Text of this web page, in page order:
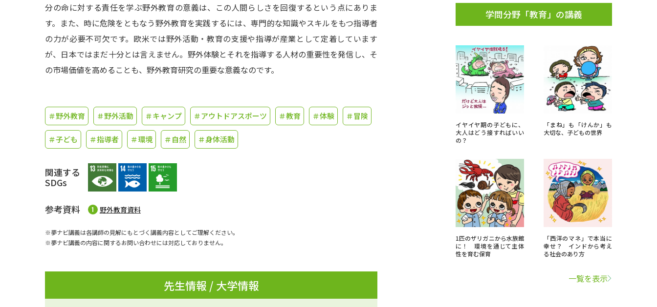
大学で学びたい学問発見
学問のミニ講義「夢ナビ講義」 学問分野解説 学問の教科書 夢ナビライブ
このサイトについて
資料の料金の お支払いについて 受付内容・発送状況の確認 テレメール
お支払いサイト
お問合せ先 テレメール進学カタログ訂正のご案内
分の命に対する責任を学ぶ野外教育の意義は、この人間らしさを回復するという点にありま
す。また、時に危険をともなう野外教育を実践するには、専門的な知識やスキルをもつ指導者
の力が必要不可欠です。欧米では野外活動・教育の支援や指導が産業として定着しています
が、日本ではまだ十分とは言えません。野外体験とそれを指導する人材の重要性を発信し、そ
の市場価値を高めることも、野外教育研究の重要な意義なのです。
＃野外教育 ＃野外活動 ＃キャンプ ＃アウトドアスポーツ ＃教育 ＃体験 ＃冒険
＃子ども ＃指導者 ＃環境 ＃自然 ＃身体活動
関連する
SDGs
参考資料 野外教育資料
※夢ナビ講義は各講師の見解にもとづく講義内容としてご理解ください。
※夢ナビ講義の内容に関するお問い合わせには対応しておりません。
先生情報 / 大学情報
学問分野「教育」の講義
イヤイヤ期の子どもに、
大人はどう接すればいい
の？
「まね」も「けんか」も
大切な、子どもの世界
1匹のザリガニから水族館
に！ 環境を通じて主体
性を育む保育
「西洋のマネ」で本当に
幸せ？ インドから考え
る社会のあり方
一覧を表示